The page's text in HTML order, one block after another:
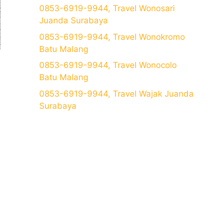
0853-6919-9944, Travel Wonosari
Juanda Surabaya
0853-6919-9944, Travel Wonokromo
Batu Malang
0853-6919-9944, Travel Wonocolo
Batu Malang
0853-6919-9944, Travel Wajak Juanda
Surabaya